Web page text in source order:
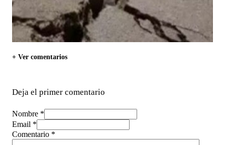
+ Ver comentarios
Deja el primer comentario
Nombre *
Email *
Comentario *